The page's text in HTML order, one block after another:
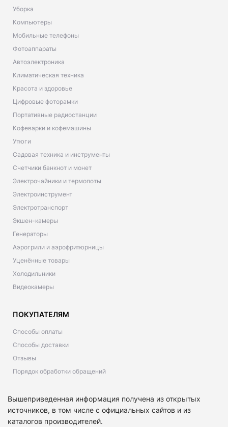
Уборка
Компьютеры
Мобильные телефоны
Фотоаппараты
Автоэлектроника
Климатическая техника
Красота и здоровье
Цифровые фоторамки
Портативные радиостанции
Кофеварки и кофемашины
Утюги
Садовая техника и инструменты
Счетчики банкнот и монет
Электрочайники и термопоты
Электроинструмент
Электротранспорт
Экшен-камеры
Генераторы
Аэрогрили и аэрофритюрницы
Уценённые товары
Холодильники
Видеокамеры
ПОКУПАТЕЛЯМ
Способы оплаты
Способы доставки
Отзывы
Порядок обработки обращений
Вышеприведенная информация получена из открытых
источников, в том числе с официальных сайтов и из
каталогов производителей.